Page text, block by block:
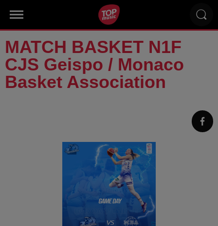
MATCH BASKET N1F
CJS Geispo / Monaco
Basket Association